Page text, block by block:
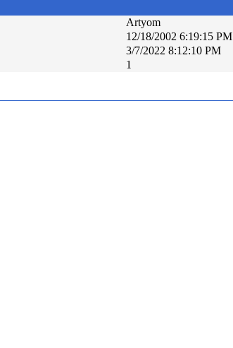
Artyom
12/18/2002 6:19:15 PM
3/7/2022 8:12:10 PM
1